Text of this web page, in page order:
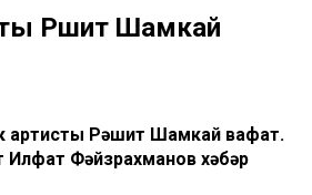
Рәшит Шамкай
артисты Рәшит Шамкай вафат.
Илфат Фәйзрахманов хәбәр